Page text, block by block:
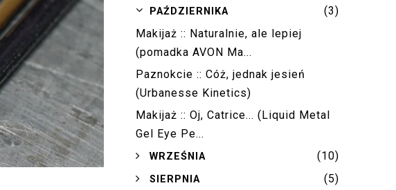
▼PAŹDZIERNIKA
(3)
Makijaż :: Naturalnie, ale lepiej
(pomadka AVON Ma...
Paznokcie :: Cóż, jednak jesień
(Urbanesse Kinetics)
Makijaż :: Oj, Catrice... (Liquid Metal
Gel Eye Pe...
►WRZEŚNIA (10)
►SIERPNIA (5)